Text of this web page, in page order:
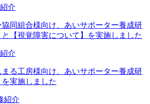
介
同組合様向け、あいサポーター養成研
【視覚障害について】を実施しました
介
る工房様向け、あいサポーター養成研
実施しました
紹介